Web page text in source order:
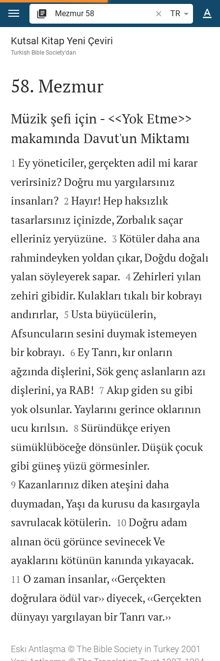
İçeriğe atla
İncil ayeti veya
TR
Mezmur 58
Kutsal Kitap Yeni Çeviri
Turkish Bible Society'dan

58. Mezmur

Müzik şefi için - <<Yok Etme>>
makamında Davut'un Miktamı

1 Ey yöneticiler, gerçekten adil mi karar
verirsiniz? Doğru mu yargılarsınız
insanları?
2 Hayır! Hep haksızlık
tasarlarsınız içinizde, Zorbalık saçar
elleriniz yeryüzüne. 

3 Kötüler daha ana
rahmindeyken yoldan çıkar, Doğdu doğalı
yalan söyleyerek sapar. 

4 Zehirleri yılan
zehiri gibidir. Kulakları tıkalı bir kobrayı
andırırlar, 

5 Usta büyücülerin,
Afsuncuların sesini duymak istemeyen
bir kobrayı. 

6 Ey Tanrı, kır onların
ağzında dişlerini, Sök genç aslanların azı
dişlerini, ya RAB! 

7 Akıp giden su gibi
yok olsunlar. Yaylarını gerince oklarının
ucu kırılsın. 

8 Süründükçe eriyen
sümüklüböceğe dönsünler. Düşük çocuk
gibi güneş yüzü görmesinler.
9 Kazanlarınız diken ateşini daha
duymadan, Yaşı da kurusu da kasırgayla
savrulacak kötülerin. 

10 Doğru adam
alınan öcü görünce sevinecek Ve
ayaklarını kötünün kanında yıkayacak.
11 O zaman insanlar, ‹‹Gerçekten
doğrulara ödül var›› diyecek, ‹‹Gerçekten
dünyayı yargılayan bir Tanrı var.››
Eskı Antlaşma © The Bible Society in Turkey 2001